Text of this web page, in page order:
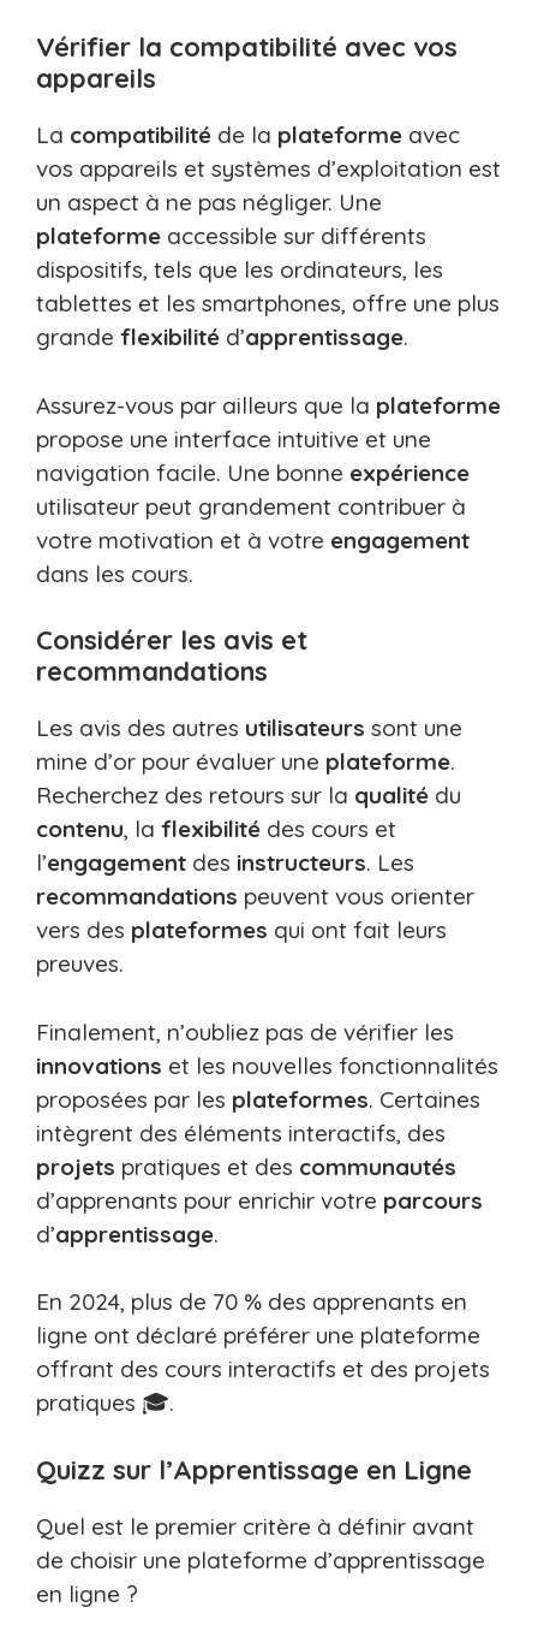
Vérifier la compatibilité avec vos
appareils
La compatibilité de la plateforme avec
vos appareils et systèmes d’exploitation est
un aspect à ne pas négliger. Une
plateforme accessible sur différents
dispositifs, tels que les ordinateurs, les
tablettes et les smartphones, offre une plus
grande flexibilité d’apprentissage.
Assurez-vous par ailleurs que la plateforme
propose une interface intuitive et une
navigation facile. Une bonne expérience
utilisateur peut grandement contribuer à
votre motivation et à votre engagement
dans les cours.
Considérer les avis et
recommandations
Les avis des autres utilisateurs sont une
mine d’or pour évaluer une plateforme.
Recherchez des retours sur la qualité du
contenu, la flexibilité des cours et
l’engagement des instructeurs. Les
recommandations peuvent vous orienter
vers des plateformes qui ont fait leurs
preuves.
Finalement, n’oubliez pas de vérifier les
innovations et les nouvelles fonctionnalités
proposées par les plateformes. Certaines
intègrent des éléments interactifs, des
projets pratiques et des communautés
d’apprenants pour enrichir votre parcours
d’apprentissage.
En 2024, plus de 70 % des apprenants en
ligne ont déclaré préférer une plateforme
offrant des cours interactifs et des projets
pratiques 🎓.
Quizz sur l’Apprentissage en Ligne
Quel est le premier critère à définir avant
de choisir une plateforme d’apprentissage
en ligne ?